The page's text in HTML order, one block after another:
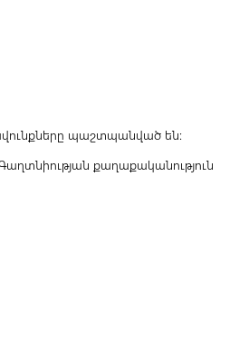
պաշտպանված են:
քաղաքականություն